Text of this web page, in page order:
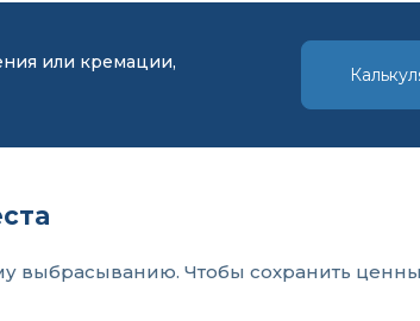
или кремации,
выбрасыванию. Чтобы сохранить